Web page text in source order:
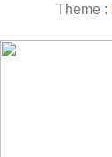
Theme :